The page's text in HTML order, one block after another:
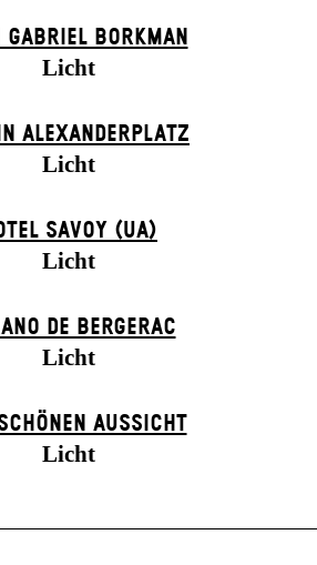
GABRIEL BORKMAN
Licht
ALEXANDER­PLATZ
Licht
SAVOY (UA)
Licht
DE BERGERAC
Licht
AUSSICHT
Licht